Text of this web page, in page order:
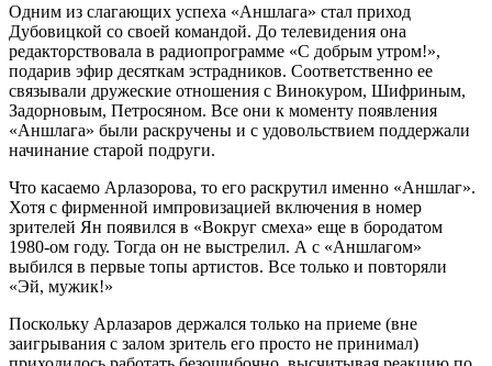
Одним из слагающих успеха «Аншлага» стал приход
Дубовицкой со своей командой. До телевидения она
редакторствовала в радиопрограмме «С добрым утром!»,
подарив эфир десяткам эстрадников. Соответственно ее
связывали дружеские отношения с Винокуром, Шифриным,
Задорновым, Петросяном. Все они к моменту появления
«Аншлага» были раскручены и с удовольствием поддержали
начинание старой подруги.
Что касаемо Арлазорова, то его раскрутил именно «Аншлаг».
Хотя с фирменной импровизацией включения в номер
зрителей Ян появился в «Вокруг смеха» еще в бородатом
1980-ом году. Тогда он не выстрелил. А с «Аншлагом»
выбился в первые топы артистов. Все только и повторяли
«Эй, мужик!»
Поскольку Арлазаров держался только на приеме (вне
заигрывания с залом зритель его просто не принимал)